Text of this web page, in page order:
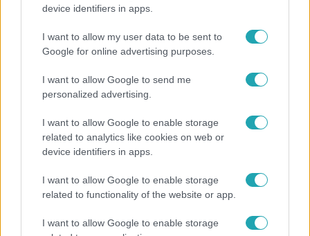
device identifiers in apps.
I want to allow my user data to be sent to
Google for online advertising purposes.
I want to allow Google to send me
personalized advertising.
I want to allow Google to enable storage
related to analytics like cookies on web or
device identifiers in apps.
I want to allow Google to enable storage
related to functionality of the website or app.
I want to allow Google to enable storage